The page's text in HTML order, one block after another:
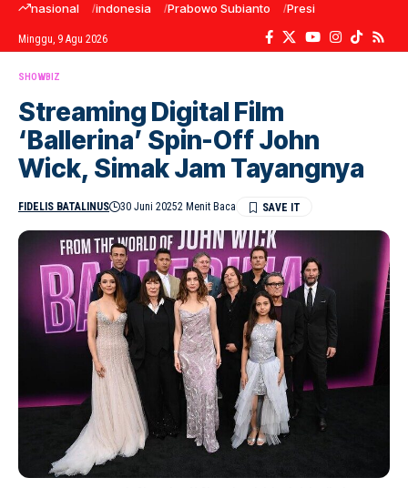
nasional indonesia Prabowo Subianto Presiden Prabowo
Minggu, 9 Agu 2026
SHOWBIZ
Streaming Digital Film
‘Ballerina’ Spin-Off John
Wick, Simak Jam Tayangnya
FIDELIS BATALINUS 30 Juni 20252 Menit Baca